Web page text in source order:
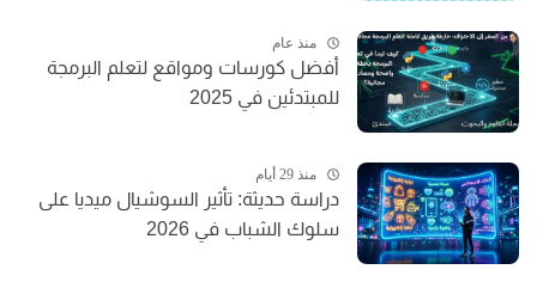
منذ عام
أفضل كورسات ومواقع لتعلم البرمجة
للمبتدئين في 2025
منذ 29 أيام
دراسة حديثة: تأثير السوشيال ميديا على
سلوك الشباب في 2026